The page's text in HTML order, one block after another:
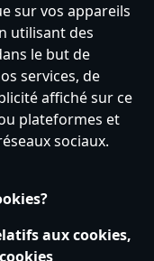
un magasin
sur vos appareils
utilisant des
le but de
services, de
affiché sur ce
plateformes et
sociaux.
aux cookies,